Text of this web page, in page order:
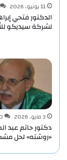
11 يونيو، 2026
الدكتور فتحي
لشركة سيديكو
3 مايو، 2026
دكتور حاتم عبد
«روشته» لحل